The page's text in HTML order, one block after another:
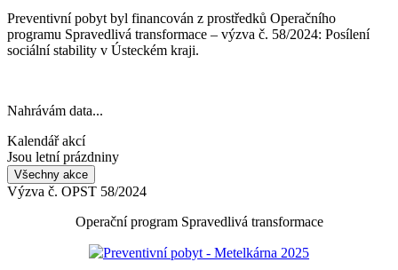
Preventivní pobyt byl financován z prostředků Operačního
programu Spravedlivá transformace – výzva č. 58/2024: Posílení
sociální stability v Ústeckém kraji.
Nahrávám data...
Kalendář akcí
Jsou letní prázdniny
Všechny akce
Výzva č. OPST 58/2024
Operační program Spravedlivá transformace
Preventivní pobyt - Metelkárna 2025